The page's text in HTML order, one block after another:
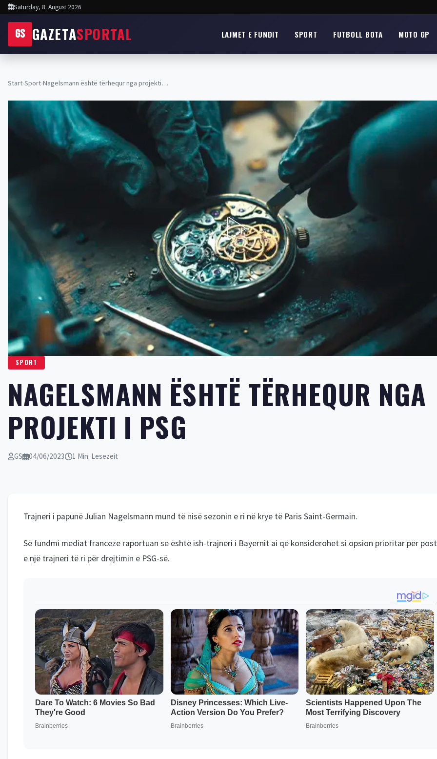
Saturday, 8. August 2026
GS GAZETASPORTAL LAJMET E FUNDIT SPORT FUTBOLL BOTA MOTO GP
Start›Sport›Nagelsmann është tërhequr nga projekti…
SPORT
NAGELSMANN ËSHTË TËRHEQUR NGA
PROJEKTI I PSG
GS 04/06/2023 1 Min. Lesezeit
Trajneri i papunë Julian Nagelsmann mund të nisë sezonin e ri në krye të Paris Saint-Germain.
Së fundmi mediat franceze raportuan se është ish-trajneri i Bayernit ai që konsiderohet si opsion prioritar për
e një trajneri të ri për drejtimin e PSG-së.